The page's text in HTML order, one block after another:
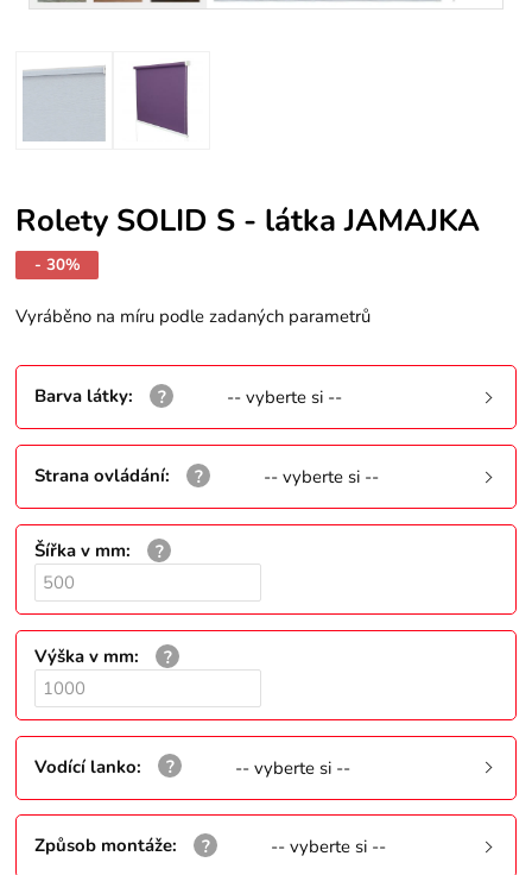
Rolety SOLID S - látka JAMAJKA
- 30%
Vyráběno na míru podle zadaných parametrů
Barva látky: -- vyberte si --
Strana ovládání: -- vyberte si --
Šířka v mm:
Výška v mm:
Vodící lanko: -- vyberte si --
Způsob montáže: -- vyberte si --